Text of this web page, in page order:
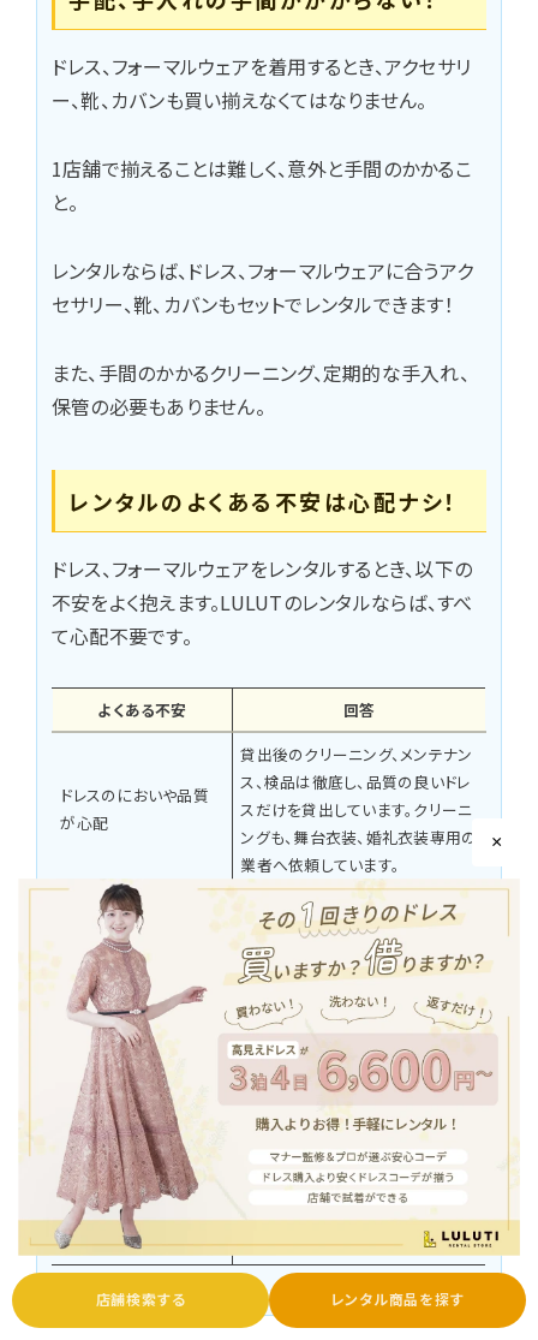
ドレス、フォーマルウェアを着用するとき、アクセサリ
ー、靴、カバンも買い揃えなくてはなりません。
1店舗で揃えることは難しく、意外と手間のかかるこ
と。
レンタルならば、ドレス、フォーマルウェアに合うアク
セサリー、靴、カバンもセットでレンタルできます！
また、手間のかかるクリーニング、定期的な手入れ、
保管の必要もありません。
レンタルのよくある不安は心配ナシ！
ドレス、フォーマルウェアをレンタルするとき、以下の
不安をよく抱えます。LULUTのレンタルならば、すべ
て心配不要です。
よくある不安 回答
ドレスのにおいや品質
が心配
貸出後のクリーニング、メンテナン
ス、検品は徹底し、品質の良いドレ
スだけを貸出しています。クリーニ
ングも、舞台衣装、婚礼衣装専用の
業者へ依頼しています。
着用したい日に本当に
間に合うの？
宅配便で使用日の前々日に自宅へ
お届けしています。店舗であれば、
即日お持ち帰りいただくことも可能
です。
3泊4日以上借りること
はできますか？
もちろん可能です。ご注文画面から
いつでも変更いただけます。最大
10日間貸出しております。
汚してしまった場合は弁
償になりますか？
クリーニングで落とせる汚れの場
合、費用はいただいておりません。
クリーニングで落とせない汚れ、破
損、紛失の場合のみ全額ご請求と
なります。
店舗検索する レンタル商品を探す
×